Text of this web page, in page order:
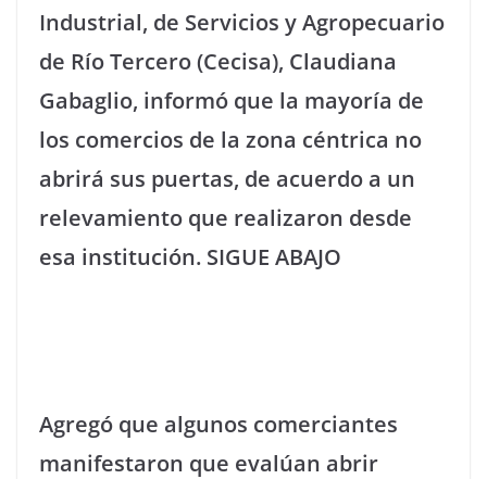
Industrial, de Servicios y Agropecuario
de Río Tercero (Cecisa), Claudiana
Gabaglio, informó que la mayoría de
los comercios de la zona céntrica no
abrirá sus puertas, de acuerdo a un
relevamiento que realizaron desde
esa institución. SIGUE ABAJO
Agregó que algunos comerciantes
manifestaron que evalúan abrir